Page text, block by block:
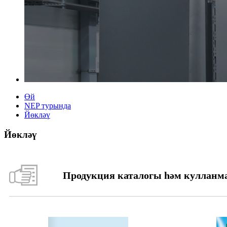
Өй
NEP турында
Йөкләү
Йөкләү
Продукция каталогы һәм